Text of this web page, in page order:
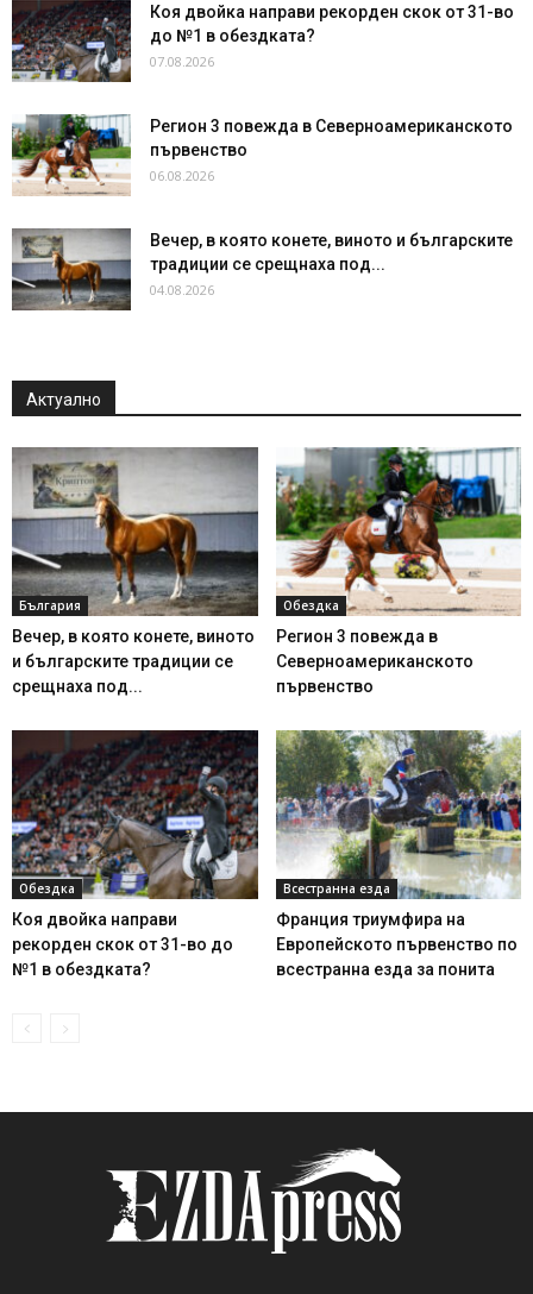
Коя двойка направи рекорден скок от 31-во
до №1 в обездката?
07.08.2026
Регион 3 повежда в Северноамериканското
първенство
06.08.2026
Вечер, в която конете, виното и българските
традиции се срещнаха под...
04.08.2026
Актуално
България
Вечер, в която конете, виното
и българските традиции се
срещнаха под...
Обездка
Регион 3 повежда в
Северноамериканското
първенство
Обездка
Коя двойка направи
рекорден скок от 31-во до
№1 в обездката?
Всестранна езда
Франция триумфира на
Европейското първенство по
всестранна езда за понита